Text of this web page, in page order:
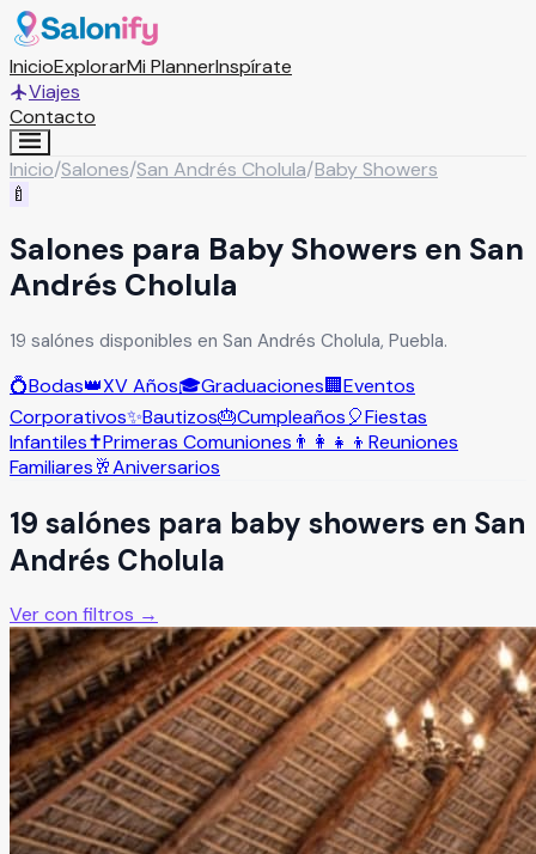
InicioExplorarMi PlannerInspírate
Viajes
Contacto
Inicio/Salones/San Andrés Cholula/Baby Showers
🍼
Salones para Baby Showers en San
Andrés Cholula
19 salónes disponibles en San Andrés Cholula, Puebla.
💍Bodas👑XV Años🎓Graduaciones🏢Eventos
Corporativos✨Bautizos🎂Cumpleaños🎈Fiestas
Infantiles✝️Primeras Comuniones 👨‍👩‍👧‍👦 Reuniones
Familiares🥂Aniversarios
19 salónes para baby showers en San
Andrés Cholula
Ver con filtros →